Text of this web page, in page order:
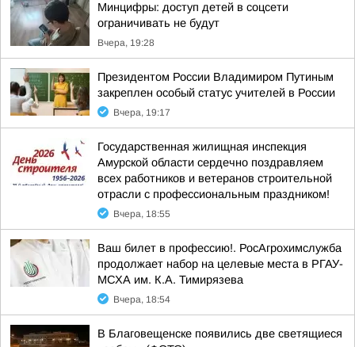
Минцифры: доступ детей в соцсети
ограничивать не будут
Вчера, 19:28
Президентом России Владимиром Путиным
закреплен особый статус учителей в России
Вчера, 19:17
Государственная жилищная инспекция
Амурской области сердечно поздравляем
всех работников и ветеранов строительной
отрасли с профессиональным праздником!
Вчера, 18:55
Ваш билет в профессию!. РосАгрохимслужба
продолжает набор на целевые места в РГАУ-
МСХА им. К.А. Тимирязева
Вчера, 18:54
В Благовещенске появились две светящиеся